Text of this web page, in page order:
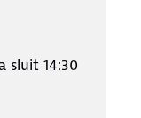
sluit 14:30